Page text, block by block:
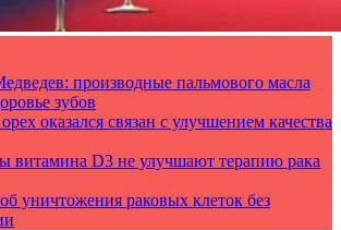
производные пальмового масла
зубов
оказался связан с улучшением качества
витамина D3 не улучшают терапию рака
уничтожения раковых клеток без